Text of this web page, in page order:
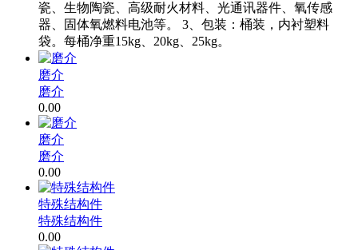
瓷、生物陶瓷、高级耐火材料、光通讯器件、氧传感
器、固体氧燃料电池等。 3、包装：桶装，内衬塑料
袋。每桶净重15kg、20kg、25kg。
磨介
磨介
0.00
磨介
磨介
0.00
特殊结构件
特殊结构件
0.00